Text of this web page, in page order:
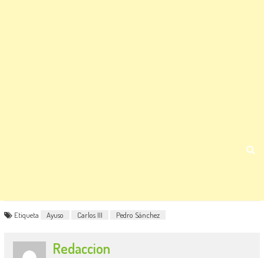
Etiqueta Ayuso Carlos III Pedro Sánchez
Redaccion